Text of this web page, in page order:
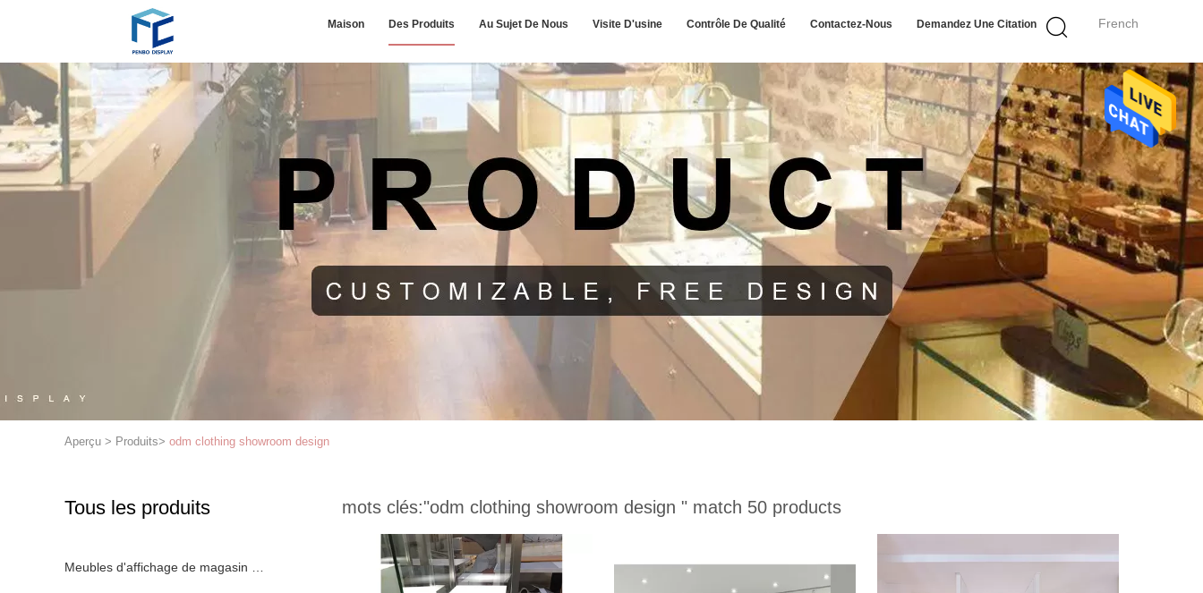
French
Maison Des Produits Au Sujet De Nous Visite D'usine Contrôle De Qualité Contactez-Nous Demandez Une Citation
Aperçu > Produits> odm clothing showroom design
Tous les produits
Meubles d'affichage de magasin d'habillement
mots clés:"odm clothing showroom design " match 50 products